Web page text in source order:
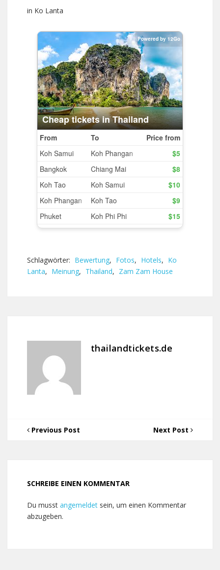
in Ko Lanta
Schlagwörter: Bewertung, Fotos, Hotels, Ko
Lanta, Meinung, Thailand, Zam Zam House
thailandtickets.de
Previous Post Next Post
SCHREIBE EINEN KOMMENTAR
Du musst angemeldet sein, um einen Kommentar
abzugeben.